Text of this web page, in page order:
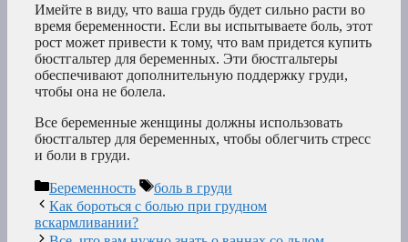
Имейте в виду, что ваша грудь будет сильно расти во
время беременности. Если вы испытываете боль, этот
рост может привести к тому, что вам придется купить
бюстгальтер для беременных. Эти бюстгальтеры
обеспечивают дополнительную поддержку груди,
чтобы она не болела.
Все беременные женщины должны использовать
бюстгальтер для беременных, чтобы облегчить стресс
и боли в груди.
Рубрики
Беременность Метки
боль в груди
Как бороться с болью при грудном
вскармливании?